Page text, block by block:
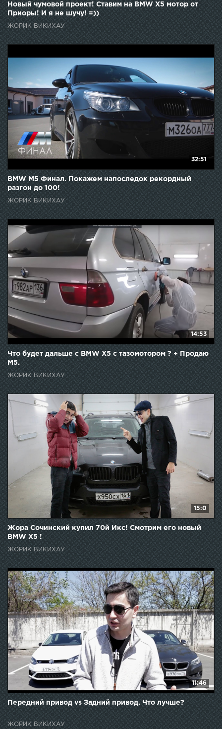
Новый чумовой проект! Ставим на BMW X5 мотор от
Приоры! И я не шучу! =))
ЖОРИК ВИКИХАУ
32:51
BMW M5 Финал. Покажем напоследок рекордный
разгон до 100!
ЖОРИК ВИКИХАУ
14:53
Что будет дальше с BMW X5 с тазомотором ? + Продаю
М5.
ЖОРИК ВИКИХАУ
15:0
Жора Сочинский купил 70й Икс! Смотрим его новый
BMW X5 !
ЖОРИК ВИКИХАУ
11:46
Передний привод vs Задний привод. Что лучше?
ЖОРИК ВИКИХАУ